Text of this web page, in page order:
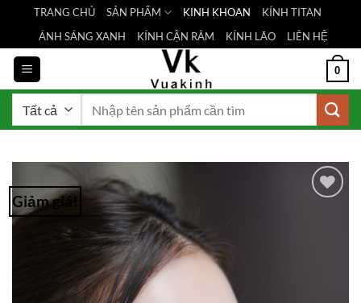
nội
dung
TRANG CHỦ SẢN PHẨM KINH KHOAN
KÍNH TITAN
ÁNH SÁNG XANH
KÍNH CẬN RÂM KÍNH LÃO LIÊN HỆ
0
Giảm giá!